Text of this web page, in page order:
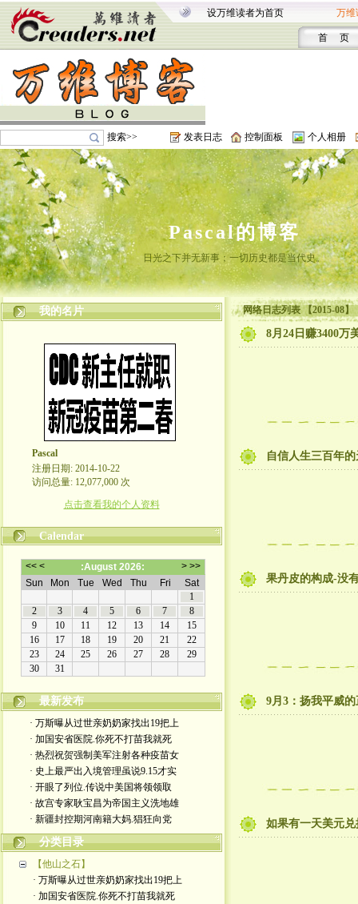
设万维读者为首页 万维
首 页
搜索>> 发表日志 控制面板 个人相册
Pascal的博客
日光之下并无新事；一切历史都是当代史。
我的名片
Pascal
注册日期: 2014-10-22
访问总量: 12,077,000 次
点击查看我的个人资料
Calendar
最新发布
· 万斯曝从过世亲奶奶家找出19把上
· 加国安省医院.你死不打苗我就死
· 热烈祝贺强制美军注射各种疫苗女
· 史上最严出入境管理虽说9.15才实
· 开眼了列位.传说中美国将领领取
· 故宫专家耿宝昌为帝国主义洗地雄
· 新疆封控期河南籍大妈.猖狂向党
分类目录
【他山之石】
· 万斯曝从过世亲奶奶家找出19把上
· 加国安省医院.你死不打苗我就死
网络日志列表 【2015-08】
8月24日赚3400万
自信人生三百年
果丹皮的构成-没
9月3：扬我平威
如果有一天美元